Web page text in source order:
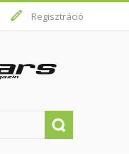
Regisztráció